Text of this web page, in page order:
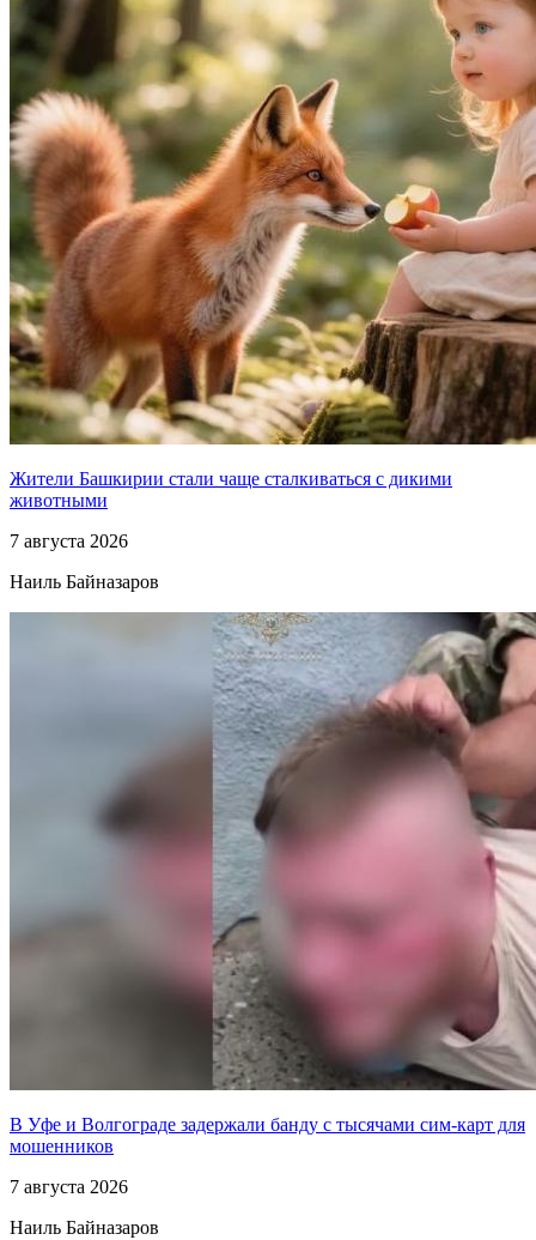
Жители Башкирии стали чаще сталкиваться с дикими
животными
7 августа 2026
Наиль Байназаров
В Уфе и Волгограде задержали банду с тысячами сим-карт для
мошенников
7 августа 2026
Наиль Байназаров